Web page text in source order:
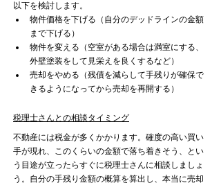
以下を検討します。
物件価格を下げる（自分のデッドラインの金額
まで下げる）
物件を変える（空室がある場合は満室にする、
外壁塗装をして見栄えを良くするなど）
売却をやめる（残債を減らして手残りが確保で
きるようになってから売却を再開する）
税理士さんとの相談タイミング
不動産には税金が多くかかります。確度の高い買い
手が現れ、このくらいの金額で落ち着きそう、とい
う目途が立ったらすぐに税理士さんに相談しましょ
う。自分の手残り金額の概算を算出し、本当に売却